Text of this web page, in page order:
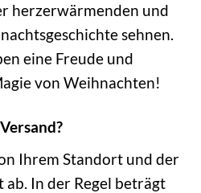
herzerwärmenden und
sehnen.
eine Freude und
von Weihnachten!
Ihrem Standort und der
In der Regel beträgt